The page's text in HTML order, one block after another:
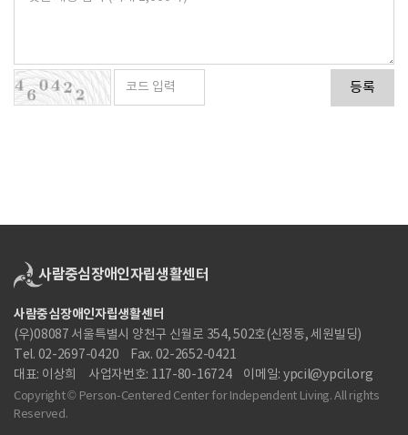
등록
사람중심장애인자립생활센터
(우)08087 서울특별시 양천구 신월로 354, 502호(신정동, 세원빌딩)
Tel. 02-2697-0420
Fax. 02-2652-0421
대표: 이상희
사업자번호: 117-80-16724 이메일: ypcil@ypcil.org
Copyright © Person-Centered Center for Independent Living. All rights
Reserved.